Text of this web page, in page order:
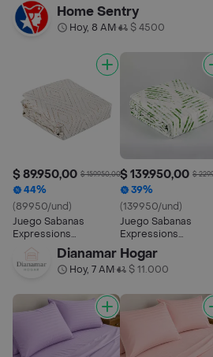
Home Sentry
Hoy, 8 AM• $ 4500
$ 89.950,00 $ 159.950,00
44%
(89950/und)
Juego Sabanas
Expressions
Geometric 150h
Sencillo Taupe 100%
Algodon
$ 139.950,00 $
39%
(139950/und)
Juego Sabanas
Expressions
Geometric 150h King
Verde 100%
Dianamar Hogar
Hoy, 7 AM• $ 11.000